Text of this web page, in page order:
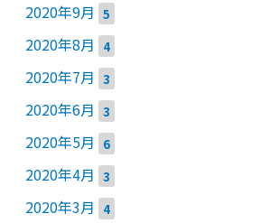
2020年9月 5
2020年8月 4
2020年7月 3
2020年6月 3
2020年5月 6
2020年4月 3
2020年3月 4